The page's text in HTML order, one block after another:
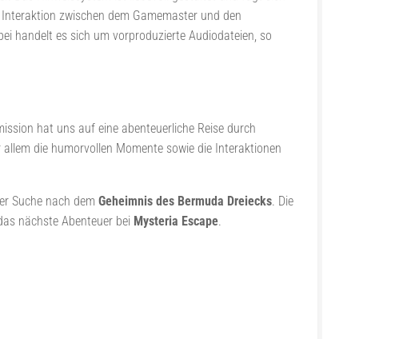
zwischen dem Gamemaster und den
handelt es sich um vorproduzierte Audiodateien, so
hat uns auf eine abenteuerliche Reise durch
die humorvollen Momente sowie die Interaktionen
Suche nach dem Geheimnis des Bermuda Dreiecks. Die
nächste Abenteuer bei Mysteria Escape.